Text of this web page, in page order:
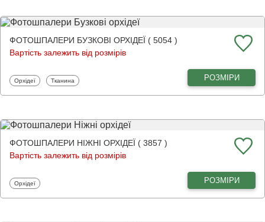
ФОТОШПАЛЕРИ БУЗКОВІ ОРХІДЕЇ ( 5054 )
Вартість залежить від розмірів
Фотошпалери
Орхідеї Фотошпалери
Тканина РОЗМІРИ
ФОТОШПАЛЕРИ НІЖНІ ОРХІДЕЇ ( 3857 )
Вартість залежить від розмірів
Фотошпалери
Орхідеї РОЗМІРИ